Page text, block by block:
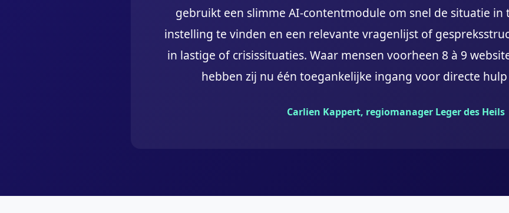
gebruikt een slimme AI-contentmodule om snel de situatie in
instelling te vinden en een relevante vragenlijst of
in lastige of crisissituaties. Waar mensen voorheen 8 à 9
hebben zij nu één toegankelijke ingang voor directe
Carlien Kappert, regiomanager Leger des Heils